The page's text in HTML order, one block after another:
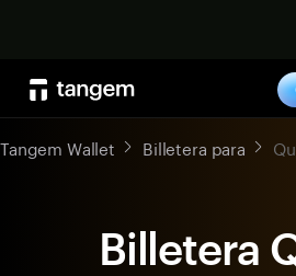
Tangem Wallet Billetera para
Billetera